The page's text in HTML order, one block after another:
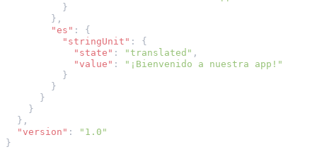
}
},
"es" :
{
"stringUnit" :
{
"state" : "translated" ,
"value" :
"¡Bienvenido a nuestra app!"
}
}
}
}
},
"version" :
"1.0"
}